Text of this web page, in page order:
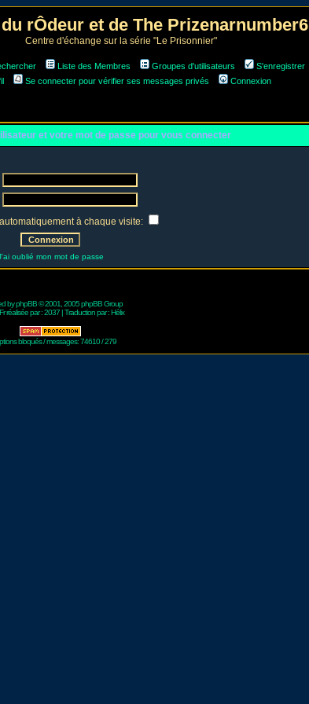
rÔdeur et de The Prizenarnumber6
Centre d'échange sur la série "Le Prisonnier"
Liste des Membres Groupes d'utilisateurs
S'enregistrer
Se connecter pour vérifier ses messages privés Connexion
et votre mot de passe pour vous connecter
à chaque visite:
oublié mon mot de passe
byphpBB© 2001, 2005 phpBB Group
réalisée par :2037 | Traduction par :Hélix
bloqués / messages: 74610 / 279